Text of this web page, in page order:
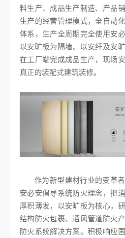
料生产、成品生产制造、产品
生产的经营管理模式，全自动
体系，生产全周期完全使用安
以安旷板为隔墙、以安纤及安
在工厂端完成成品生产，现场
真正的装配式建筑装修。
作为新型建材行业的变革
安必安倡导系统防火理念，把
厚积薄发，以安旷板为核心，
结构防火包裹、通风管道防火
防火系统解决方案。积极响应